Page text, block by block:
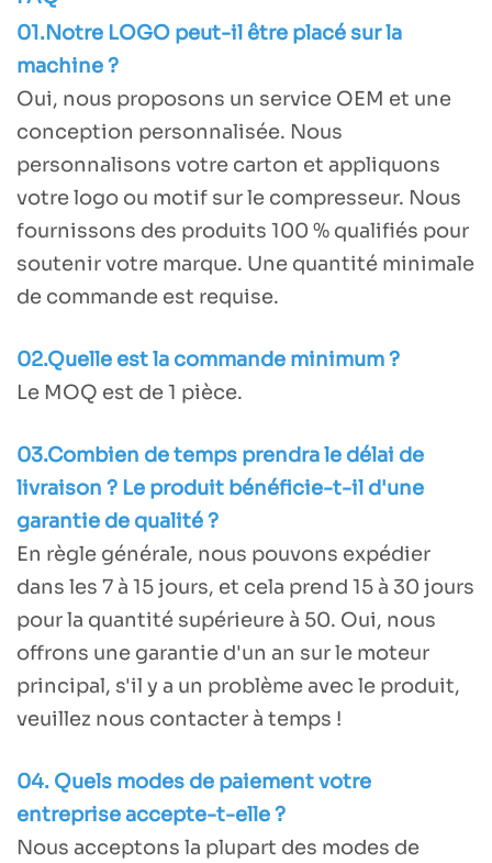
01.Notre LOGO peut-il être placé sur la
machine ?
Oui, nous proposons un service OEM et une
conception personnalisée. Nous
personnalisons votre carton et appliquons
votre logo ou motif sur le compresseur. Nous
fournissons des produits 100 % qualifiés pour
soutenir votre marque. Une quantité minimale
de commande est requise.
02.Quelle est la commande minimum ?
Le MOQ est de 1 pièce.
03.Combien de temps prendra le délai de
livraison ? Le produit bénéficie-t-il d'une
garantie de qualité ?
En règle générale, nous pouvons expédier
dans les 7 à 15 jours, et cela prend 15 à 30 jours
pour la quantité supérieure à 50. Oui, nous
offrons une garantie d'un an sur le moteur
principal, s'il y a un problème avec le produit,
veuillez nous contacter à temps !
04. Quels modes de paiement votre
entreprise accepte-t-elle ?
Nous acceptons la plupart des modes de